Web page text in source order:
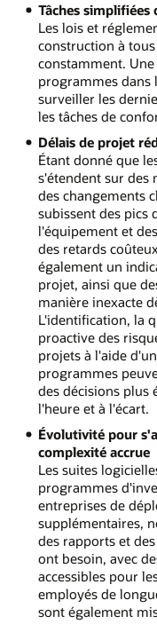
Tâches
Les lois et
construction à
constamment.
programmes dans
surveiller les
les tâches de
Délais de projet
Étant donné que
s'étendent sur des
des changements
subissent des
l'équipement et
des retards
également un
projet, ainsi que
manière inexacte
L'identification, la
proactive des
projets à l'aide
programmes
des décisions plus
l'heure et à l'écart.
Évolutivité pour
complexité accrue
Les suites
programmes
entreprises de
supplémentaires,
des rapports et
ont besoin, avec
accessibles pour
employés de
sont également